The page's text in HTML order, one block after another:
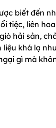
biết đến
tiệc, liên
hải sản,
liệu khá lạ
gì mà